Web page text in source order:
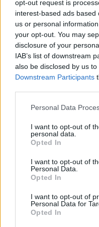
opt-out request is
interest-based ads
us or personal
your opt-out. You may
disclosure of your
IAB’s list of downstream
also be disclosed by us
Downstream Participants
Personal Data
I want to opt-out of
personal data.
Opted In
I want to opt-out of
Personal Data.
Opted In
I want to opt-out of
Personal Data for
Opted In
κρίσιμο
τους παγκόσμιους
δοκιμασμένος και
επικίνδυνο
Ποιον θέλετε να
Η διαφήμιση κλείνει
να φοράει τα γυαλιά
Το σποτ σχεδιάστηκε
σύμβουλο της
σε μια παρόμοια
ήταν να πλήξει το
τότε γερουσιαστή